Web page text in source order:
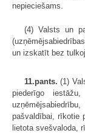
nepieciešams.
(4) Valsts un
un izskatīt bez
11.pants. (1)
piederīgo
pašvaldībai, rīkotie
lietota svešvaloda,